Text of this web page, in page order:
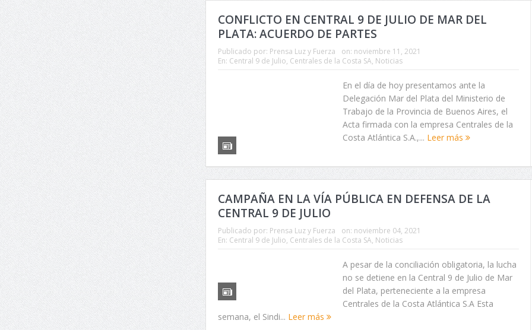
CONFLICTO EN CENTRAL 9 DE JULIO DE MAR DEL
PLATA: ACUERDO DE PARTES
Publicado por: Prensa Luz y Fuerza on: noviembre 11, 2021
En: Central 9 de Julio, Centrales de la Costa SA, Noticias
En el día de hoy presentamos ante la
Delegación Mar del Plata del Ministerio de
Trabajo de la Provincia de Buenos Aires, el
Acta firmada con la empresa Centrales de la
Costa Atlántica S.A.,... Leer más
CAMPAÑA EN LA VÍA PÚBLICA EN DEFENSA DE LA
CENTRAL 9 DE JULIO
Publicado por: Prensa Luz y Fuerza on: noviembre 04, 2021
En: Central 9 de Julio, Centrales de la Costa SA, Noticias
A pesar de la conciliación obligatoria, la lucha
no se detiene en la Central 9 de Julio de Mar
del Plata, perteneciente a la empresa
Centrales de la Costa Atlántica S.A Esta
semana, el Sindi... Leer más